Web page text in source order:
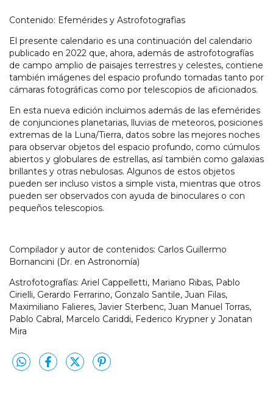
Contenido: Efemérides y Astrofotografìas
El presente calendario es una continuación del calendario
publicado en 2022 que, ahora, además de astrofotografías
de campo amplio de paisajes terrestres y celestes, contiene
también imágenes del espacio profundo tomadas tanto por
cámaras fotográficas como por telescopios de aficionados.
En esta nueva edición incluimos además de las efemérides
de conjunciones planetarias, lluvias de meteoros, posiciones
extremas de la Luna/Tierra, datos sobre las mejores noches
para observar objetos del espacio profundo, como cúmulos
abiertos y globulares de estrellas, así también como galaxias
brillantes y otras nebulosas. Algunos de estos objetos
pueden ser incluso vistos a simple vista, mientras que otros
pueden ser observados con ayuda de binoculares o con
pequeños telescopios.
Compilador y autor de contenidos: Carlos Guillermo
Bornancini (Dr. en Astronomía)
Astrofotografías: Ariel Cappelletti, Mariano Ribas, Pablo
Cirielli, Gerardo Ferrarino, Gonzalo Santile, Juan Filas,
Maximiliano Falieres, Javier Sterbenc, Juan Manuel Torras,
Pablo Cabral, Marcelo Cariddi, Federico Krypner y Jonatan
Mira